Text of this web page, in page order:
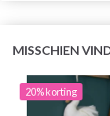
MISSCHIEN
20% korting